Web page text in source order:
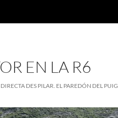
EN LA R6
DIRECTA DES PILAR. EL PAREDÓN DEL PUIG